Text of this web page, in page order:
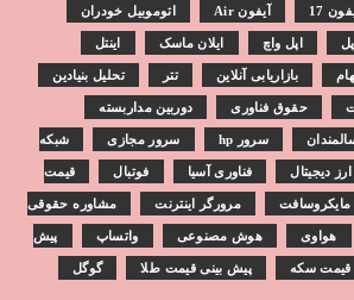
17 آیفون Air اتوموبیل خودران
اپل اپل واچ ایلان ماسک اینتل
بازاریابی آنلاین تتر تحلیل بنیادین
حقوق فناوری دوربین مداربسته
سرور hp سرور مجازی شبکه
دیجیتال فناوری آسیا فوتبال قیمت
مایکروسافت مرورگر اینترنت مشاوره حقوقی
هواوی هوش مصنوعی واتساپ پیش
قیمت سکه پیش بینی قیمت طلا گوگل